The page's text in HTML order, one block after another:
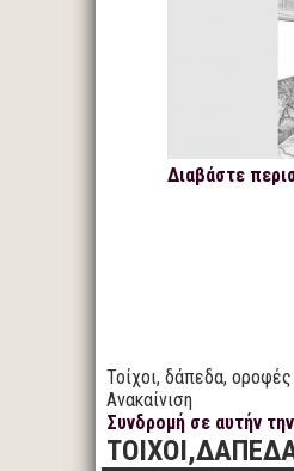
Διαβάστε
Τοίχοι, δάπεδα,
Ανακαίνιση
Συνδρομή σε αυτήν